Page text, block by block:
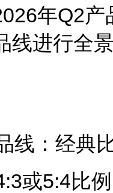
年Q2
线进行全
线：经典
或5:4比